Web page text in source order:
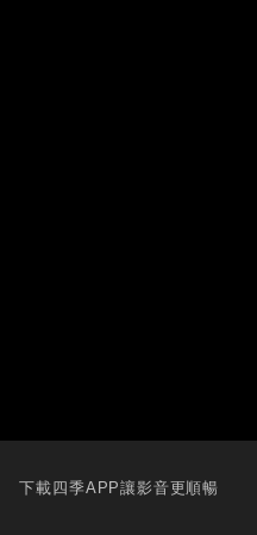
下載四季APP讓影音更順暢